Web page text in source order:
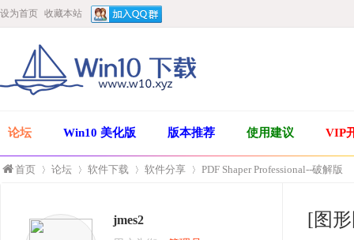
设为首页 收藏本站
论坛 Win10 美化版 版本推荐 使用建议 VIP
首页
»
论坛 软件下载
›
软件分享
›
PDF Shaper Professional--破解版
[图形
jmes2